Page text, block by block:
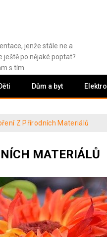
jenže stále ne a
ještě po nějaké poptat?
s tím.
Dům a byt Elektro
Z Přírodních Materiálů
MATERIÁLŮ